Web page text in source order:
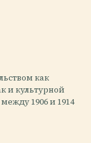
как
и культурной
1906 и 1914